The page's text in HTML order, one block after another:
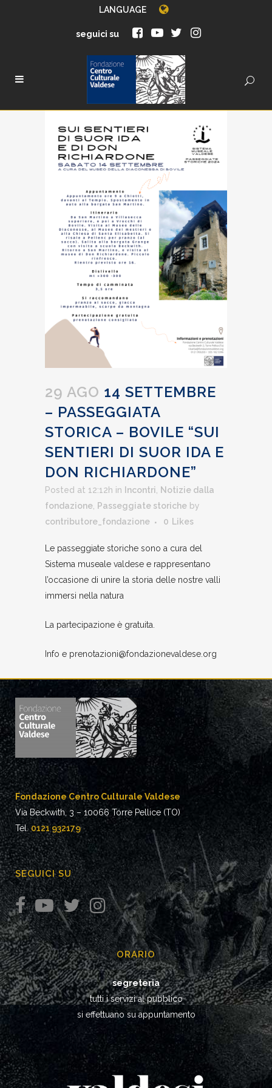
LANGUAGE
seguici su
29 AGO 14 SETTEMBRE
– PASSEGGIATA
STORICA – BOVILE “SUI
SENTIERI DI SUOR IDA E
DON RICHIARDONE”
Posted at 12:12h in Incontri, Notizie dalla
fondazione, Passeggiate storiche by
contributore_fondazione
0 Likes
Le passeggiate storiche sono a cura del
Sistema museale valdese e rappresentano
l’occasione di unire la storia delle nostre valli
immersi nella natura
La partecipazione è gratuita.
Info e prenotazioni@fondazionevaldese.org
Fondazione Centro Culturale Valdese
Via Beckwith, 3 – 10066 Torre Pellice (TO)
Tel.0121 932179
SEGUICI SU
ORARIO
segreteria
tutti i servizi al pubblico
si effettuano su appuntamento